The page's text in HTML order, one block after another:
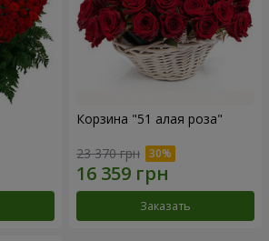
Корзина "51 алая роза"
23 370 грн
Заказать